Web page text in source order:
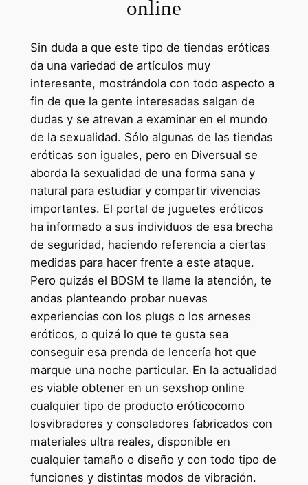
online
Sin duda a que este tipo de tiendas eróticas
da una variedad de artículos muy
interesante, mostrándola con todo aspecto a
fin de que la gente interesadas salgan de
dudas y se atrevan a examinar en el mundo
de la sexualidad. Sólo algunas de las tiendas
eróticas son iguales, pero en Diversual se
aborda la sexualidad de una forma sana y
natural para estudiar y compartir vivencias
importantes. El portal de juguetes eróticos
ha informado a sus individuos de esa brecha
de seguridad, haciendo referencia a ciertas
medidas para hacer frente a este ataque.
Pero quizás el BDSM te llame la atención, te
andas planteando probar nuevas
experiencias con los plugs o los arneses
eróticos, o quizá lo que te gusta sea
conseguir esa prenda de lencería hot que
marque una noche particular. En la actualidad
es viable obtener en un sexshop online
cualquier tipo de producto eróticocomo
losvibradores y consoladores fabricados con
materiales ultra reales, disponible en
cualquier tamaño o diseño y con todo tipo de
funciones y distintas modos de vibración.